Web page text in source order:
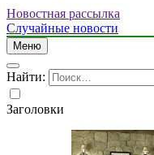
Новостная рассылка
Случайные новости
Меню
Найти:
Заголовки